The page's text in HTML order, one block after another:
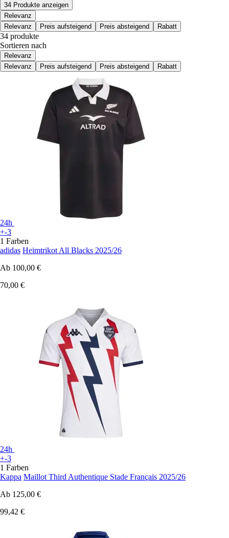
34 Produkte anzeigen
Relevanz
Relevanz
Preis aufsteigend Preis absteigend Rabatt
34 produkte
Sortieren nach
Relevanz
Relevanz
Preis aufsteigend Preis absteigend Rabatt
24h
+-3
1 Farben
adidas Heimtrikot All Blacks 2025/26
Ab 100,00 €
70,00 €
24h
+-3
1 Farben
Kappa Maillot Third Authentique Stade Français 2025/26
Ab 125,00 €
99,42 €